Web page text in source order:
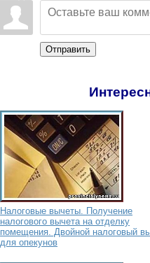
Отправить
Налоговые вычеты. Получение
налогового вычета на отделку
помещения. Двойной налоговый
для опекунов